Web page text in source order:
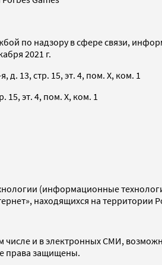
по надзору в сфере связи,
2021 г.
д. 13, стр. 15, эт. 4, пом. X, ком. 1
15, эт. 4, пом. X, ком. 1
(информационные
находящихся на территории
и в электронных СМИ,
права защищены.